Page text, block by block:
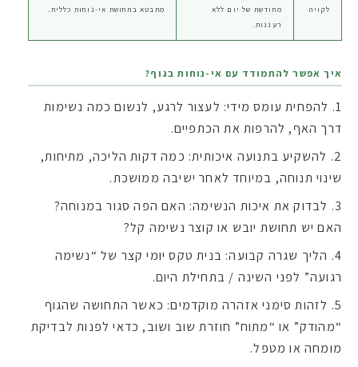
לקויה
מחודשת של יום ללא
רעננות.
מתבטא בתחושת אי-נוחות כללית.
איך אפשר להתמודד עם אי-נוחות בגוף?
להפחית עומס מידי: לעצור לרגע, לנשום כמה נשימות
דרך האף, להרפות את הכתפיים.
להשקיע בתנועה איכותית: כמה דקות הליכה, מתיחות,
שינוי תנוחה, במיוחד לאחר ישיבה ממושכת.
לבדוק את איכות הנשימה: האם הפה סגור במנוחה?
האם יש תחושת יובש או קוצר נשימה קל?
הליך שגרה קבועה: בנית טקס יומי קצר של “נשימה
רגועה” לפני השינה / בתחילת היום.
לזהות סימני אזהרה מוקדמים: כאשר התחושה שהגוף
“מהודק” או “מתוח” חוזרת שוב ושוב, כדאי לפנות לבדיקת
מומחה או מטפל.